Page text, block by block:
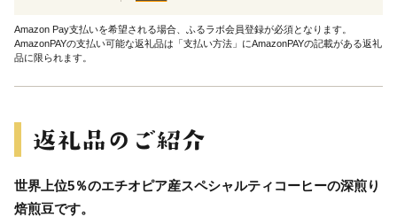
Amazon Pay支払いを希望される場合、ふるラボ会員登録が必須となります。
AmazonPAYの支払い可能な返礼品は「支払い方法」にAmazonPAYの記載がある返礼
品に限られます。
世界上位5％のエチオピア産スペシャルティコーヒーの深煎り
焙煎豆です。